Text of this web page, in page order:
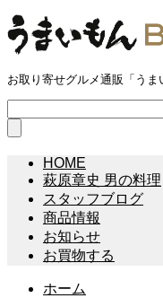
お取り寄せグルメ通販「う
HOME
萩原章史 男の料理
スタッフブログ
商品情報
お知らせ
お買物する
ホーム